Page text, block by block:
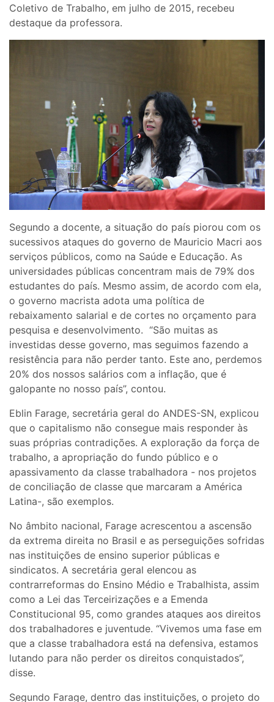
Coletivo de Trabalho, em julho de 2015, recebeu
destaque da professora.
Segundo a docente, a situação do país piorou com os
sucessivos ataques do governo de Mauricio Macri aos
serviços públicos, como na Saúde e Educação. As
universidades públicas concentram mais de 79% dos
estudantes do país. Mesmo assim, de acordo com ela,
o governo macrista adota uma política de
rebaixamento salarial e de cortes no orçamento para
pesquisa e desenvolvimento. “São muitas as
investidas desse governo, mas seguimos fazendo a
resistência para não perder tanto. Este ano, perdemos
20% dos nossos salários com a inflação, que é
galopante no nosso país”, contou.
Eblin Farage, secretária geral do ANDES-SN, explicou
que o capitalismo não consegue mais responder às
suas próprias contradições. A exploração da força de
trabalho, a apropriação do fundo público e o
apassivamento da classe trabalhadora - nos projetos
de conciliação de classe que marcaram a América
Latina-, são exemplos.
No âmbito nacional, Farage acrescentou a ascensão
da extrema direita no Brasil e as perseguições sofridas
nas instituições de ensino superior públicas e
sindicatos. A secretária geral elencou as
contrarreformas do Ensino Médio e Trabalhista, assim
como a Lei das Terceirizações e a Emenda
Constitucional 95, como grandes ataques aos direitos
dos trabalhadores e juventude. “Vivemos uma fase em
que a classe trabalhadora está na defensiva, estamos
lutando para não perder os direitos conquistados”,
disse.
Segundo Farage, dentro das instituições, o projeto do